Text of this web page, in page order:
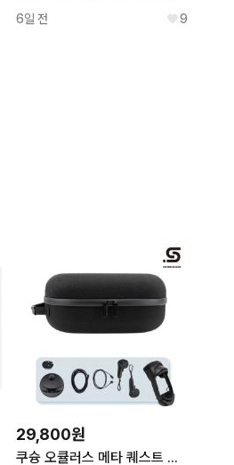
6일 전 9
29,800원
쿠슝 오큘러스 메타 퀘스트 프로 케이스 EVA 가방 파우치 Meta Quest Pro